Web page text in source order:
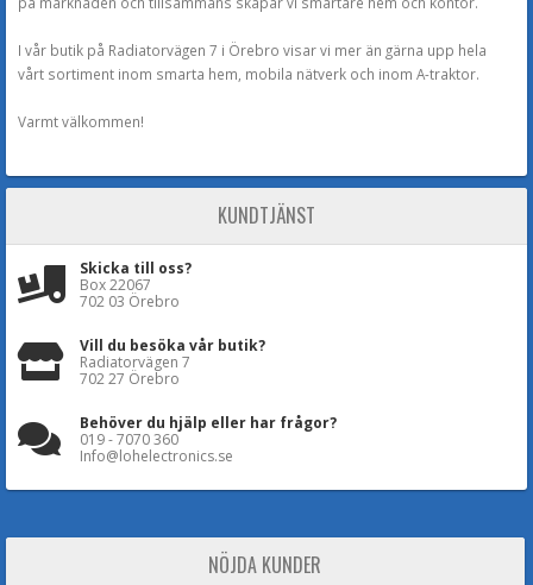
I vår butik på Radiatorvägen 7 i Örebro visar vi mer än gärna upp hela
vårt sortiment inom smarta hem, mobila nätverk och inom A-traktor.
Varmt välkommen!
KUNDTJÄNST
Skicka till oss?
Box 22067
702 03 Örebro
Vill du besöka vår butik?
Radiatorvägen 7
702 27 Örebro
Behöver du hjälp eller har frågor?
019 - 7070 360
Info@lohelectronics.se
NÖJDA KUNDER